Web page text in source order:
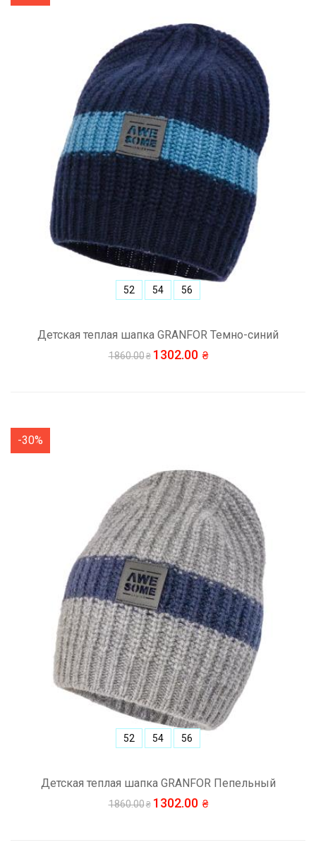
Детская теплая шапка GRANFOR Темно-синий
1860.00 1302.00
52 54 56
-30%
Детская теплая шапка GRANFOR Пепельный
1860.00 1302.00
52 54 56